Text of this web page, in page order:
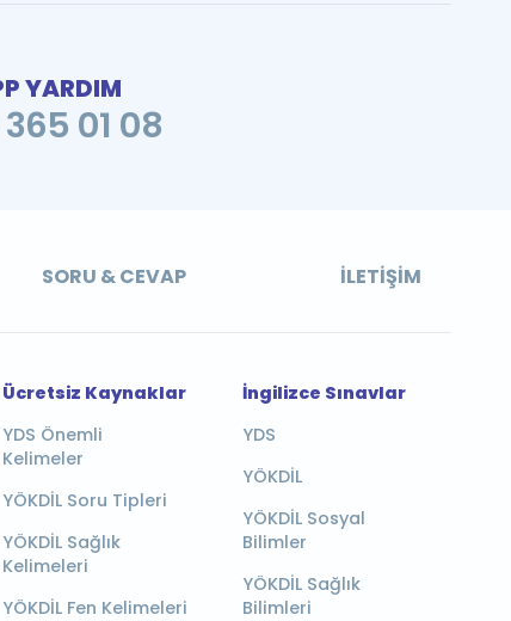
YARDIM
01 08
SORU & CEVAP İLETIŞIM
Ücretsiz Kaynaklar
YDS Önemli
Kelimeler
YÖKDİL Soru Tipleri
YÖKDİL Sağlık
Kelimeleri
YÖKDİL Fen Kelimeleri
İngilizce Sınavlar
YDS
YÖKDİL
YÖKDİL Sosyal
Bilimler
YÖKDİL Sağlık
Bilimleri